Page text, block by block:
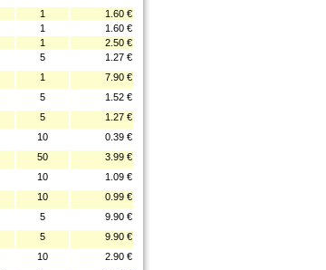
1
1.60 €
1
1.60 €
1
2.50 €
5
1.27 €
1
7.90 €
5
1.52 €
5
1.27 €
10
0.39 €
50
3.99 €
10
1.09 €
10
0.99 €
5
9.90 €
5
9.90 €
10
2.90 €